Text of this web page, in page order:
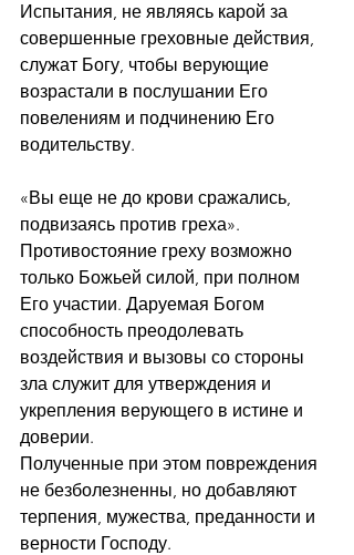
Испытания, не являясь карой за
совершенные греховные действия,
служат Богу, чтобы верующие
возрастали в послушании Его
повелениям и подчинению Его
водительству.
«Вы еще не до крови сражались,
подвизаясь против греха».
Противостояние греху возможно
только Божьей силой, при полном
Его участии. Даруемая Богом
способность преодолевать
воздействия и вызовы со стороны
зла служит для утверждения и
укрепления верующего в истине и
доверии.
Полученные при этом повреждения
не безболезненны, но добавляют
терпения, мужества, преданности и
верности Господу.